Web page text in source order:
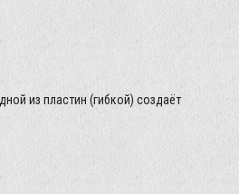
из пластин (гибкой) создаёт